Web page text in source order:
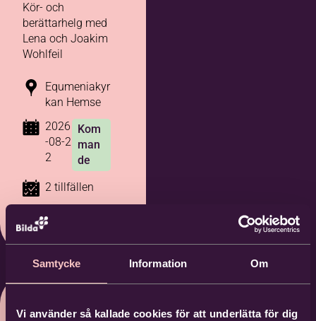
Samtycke Information Om
Vi använder så kallade cookies för att underlätta för dig
Kör- och
berättarhelg med
Lena och Joakim
Wohlfeil
Equmeniakyr
kan Hemse
2026
-08-2
2
Kom
man
de
2 tillfällen